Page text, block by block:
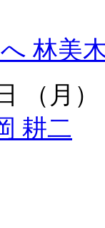
林美
（月
耕二